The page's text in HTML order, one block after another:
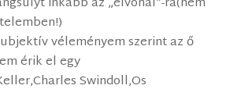
véleményem szerint az ő
érik el egy
Swindoll,Os